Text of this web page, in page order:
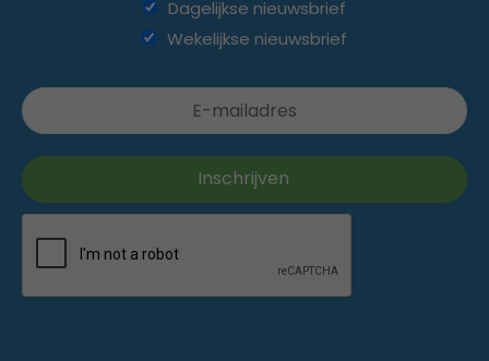
Dagelijkse nieuwsbrief
Wekelijkse nieuwsbrief